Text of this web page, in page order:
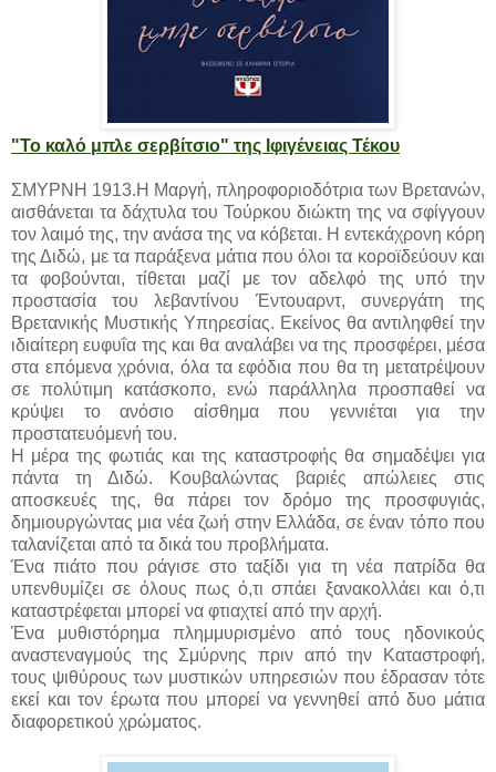
"Το καλό μπλε σερβίτσιο" της Ιφιγένειας Τέκου
ΣΜΥΡΝΗ 1913.Η Μαργή, πληροφοριοδότρια των Βρετανών,
αισθάνεται τα δάχτυλα του Τούρκου διώκτη της να σφίγγουν
τον λαιμό της, την ανάσα της να κόβεται. Η εντεκάχρονη κόρη
της Διδώ, με τα παράξενα μάτια που όλοι τα κοροϊδεύουν και
τα φοβούνται, τίθεται μαζί με τον αδελφό της υπό την
προστασία του λεβαντίνου Έντουαρντ, συνεργάτη της
Βρετανικής Μυστικής Υπηρεσίας. Εκείνος θα αντιληφθεί την
ιδιαίτερη ευφυΐα της και θα αναλάβει να της προσφέρει, μέσα
στα επόμενα χρόνια, όλα τα εφόδια που θα τη μετατρέψουν
σε πολύτιμη κατάσκοπο, ενώ παράλληλα προσπαθεί να
κρύψει το ανόσιο αίσθημα που γεννιέται για την
προστατευόμενή του.
Η μέρα της φωτιάς και της καταστροφής θα σημαδέψει για
πάντα τη Διδώ. Κουβαλώντας βαριές απώλειες στις
αποσκευές της, θα πάρει τον δρόμο της προσφυγιάς,
δημιουργώντας μια νέα ζωή στην Ελλάδα, σε έναν τόπο που
ταλανίζεται από τα δικά του προβλήματα.
Ένα πιάτο που ράγισε στο ταξίδι για τη νέα πατρίδα θα
υπενθυμίζει σε όλους πως ό,τι σπάει ξανακολλάει και ό,τι
καταστρέφεται μπορεί να φτιαχτεί από την αρχή.
Ένα μυθιστόρημα πλημμυρισμένο από τους ηδονικούς
αναστεναγμούς της Σμύρνης πριν από την Καταστροφή,
τους ψιθύρους των μυστικών υπηρεσιών που έδρασαν τότε
εκεί και τον έρωτα που μπορεί να γεννηθεί από δυο μάτια
διαφορετικού χρώματος.